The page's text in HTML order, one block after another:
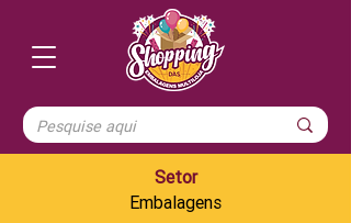
Setor
Embalagens